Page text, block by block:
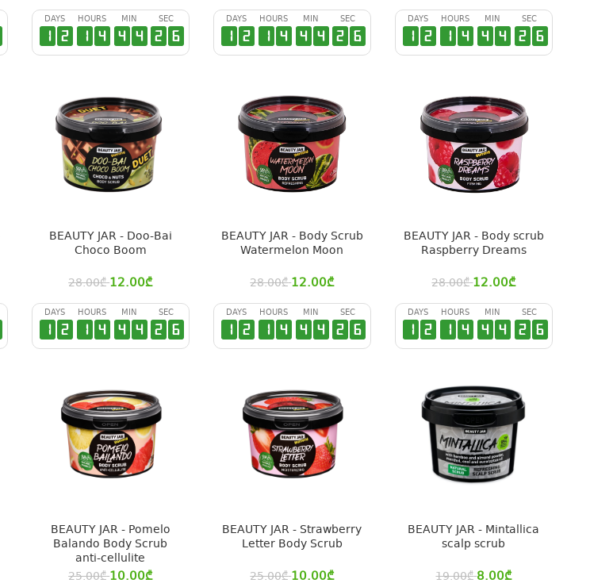
DAYS
1 2
HOURS
1 4
MIN
4 4
SEC
2 6
BEAUTY JAR - Doo-Bai
Choco Boom
28.00₾ 12.00₾
DAYS
1 2
HOURS
1 4
MIN
4 4
SEC
2 6
BEAUTY JAR - Body Scrub
Watermelon Moon
28.00₾ 12.00₾
DAYS
1 2
HOURS
1 4
MIN
4 4
SEC
2 6
BEAUTY JAR - Body scrub
Raspberry Dreams
28.00₾12.00₾
DAYS
1 2
HOURS
1 4
MIN
4 4
SEC
2 6
BEAUTY JAR - Pomelo
Balando Body Scrub
anti-cellulite
25.00₾ 10.00₾
DAYS
1 2
HOURS
1 4
MIN
4 4
SEC
2 6
BEAUTY JAR - Strawberry
Letter Body Scrub
25.00₾ 10.00₾
DAYS
1 2
HOURS
1 4
MIN
4 4
SEC
2 6
BEAUTY JAR - Mintallica
scalp scrub
19.00₾8.00₾